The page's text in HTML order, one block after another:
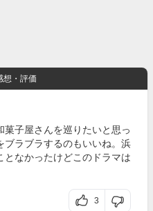
想・評価
菓子屋さんを巡りたいと思っ
ブラブラするのもいいね。浜
なかったけどこのドラマは
3